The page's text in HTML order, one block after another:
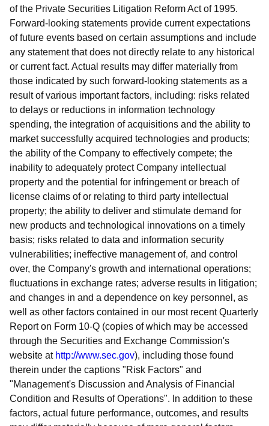
of the Private Securities Litigation Reform Act of 1995.
Forward-looking statements provide current expectations
of future events based on certain assumptions and include
any statement that does not directly relate to any historical
or current fact. Actual results may differ materially from
those indicated by such forward-looking statements as a
result of various important factors, including: risks related
to delays or reductions in information technology
spending, the integration of acquisitions and the ability to
market successfully acquired technologies and products;
the ability of the Company to effectively compete; the
inability to adequately protect Company intellectual
property and the potential for infringement or breach of
license claims of or relating to third party intellectual
property; the ability to deliver and stimulate demand for
new products and technological innovations on a timely
basis; risks related to data and information security
vulnerabilities; ineffective management of, and control
over, the Company's growth and international operations;
fluctuations in exchange rates; adverse results in litigation;
and changes in and a dependence on key personnel, as
well as other factors contained in our most recent Quarterly
Report on Form 10-Q (copies of which may be accessed
through the Securities and Exchange Commission's
website at http://www.sec.gov), including those found
therein under the captions "Risk Factors" and
"Management's Discussion and Analysis of Financial
Condition and Results of Operations". In addition to these
factors, actual future performance, outcomes, and results